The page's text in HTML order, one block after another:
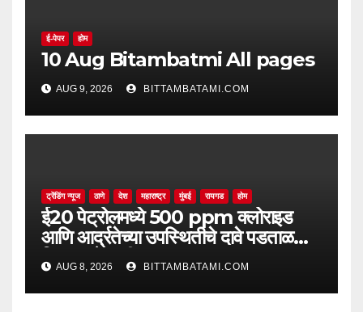
ई-पेपर होम
10 Aug Bitambatmi All pages
AUG 9, 2026 BITTAMBATAMI.COM
ट्रेंडिंग न्यूज ठाणे देश महाराष्ट्र मुंबई रायगड होम
ई20 पेट्रोलमध्ये 500 ppm क्लोराइड
आणि आर्द्रतेच्या उपस्थितीचे दावे पडताळणीत
सिद्ध झाले नाहीत
AUG 8, 2026 BITTAMBATAMI.COM